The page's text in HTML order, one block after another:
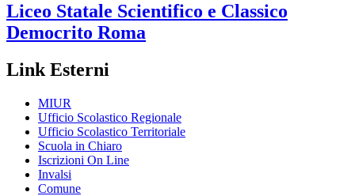
Liceo Statale Scientifico e Classico
Democrito Roma
Link Esterni
MIUR
Ufficio Scolastico Regionale
Ufficio Scolastico Territoriale
Scuola in Chiaro
Iscrizioni On Line
Invalsi
Comune